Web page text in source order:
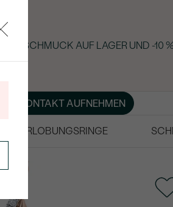
AUF SCHMUCK AUF LAGER UND -10
KONTAKT AUFNEHMEN
VERLOBUNGSRINGE